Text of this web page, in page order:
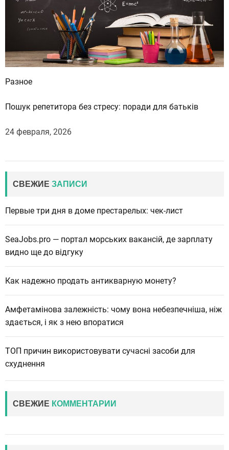
Разное
Пошук репетитора без стресу: поради для батьків
24 февраля, 2026
СВЕЖИЕ ЗАПИСИ
Первые три дня в доме престарелых: чек-лист
SeaJobs.pro — портал морських вакансій, де зарплату
видно ще до відгуку
Как надежно продать антикварную монету?
Амфетамінова залежність: чому вона небезпечніша, ніж
здається, і як з нею впоратися
ТОП причин використовувати сучасні засоби для
схуднення
СВЕЖИЕ КОММЕНТАРИИ